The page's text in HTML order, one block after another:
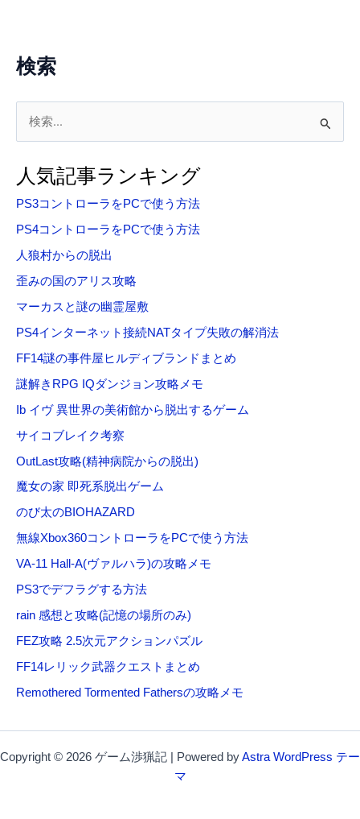
検索
象
:
人気記事ランキング
PS3コントローラをPCで使う方法
PS4コントローラをPCで使う方法
人狼村からの脱出
歪みの国のアリス攻略
マーカスと謎の幽霊屋敷
PS4インターネット接続NATタイプ失敗の解消法
FF14謎の事件屋ヒルディブランドまとめ
謎解きRPG IQダンジョン攻略メモ
Ib イヴ 異世界の美術館から脱出するゲーム
サイコブレイク考察
OutLast攻略(精神病院からの脱出)
魔女の家 即死系脱出ゲーム
のび太のBIOHAZARD
無線Xbox360コントローラをPCで使う方法
VA-11 Hall-A(ヴァルハラ)の攻略メモ
PS3でデフラグする方法
rain 感想と攻略(記憶の場所のみ)
FEZ攻略 2.5次元アクションパズル
FF14レリック武器クエストまとめ
Remothered Tormented Fathersの攻略メモ
Copyright © 2026 ゲーム渉猟記 | Powered byAstra WordPress テー
マ